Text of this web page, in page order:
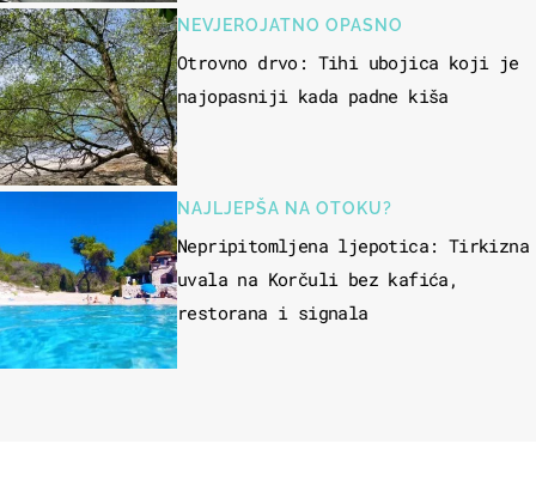
NEVJEROJATNO OPASNO
Otrovno drvo: Tihi ubojica koji je
najopasniji kada padne kiša
NAJLJEPŠA NA OTOKU?
Nepripitomljena ljepotica: Tirkizna
uvala na Korčuli bez kafića,
restorana i signala